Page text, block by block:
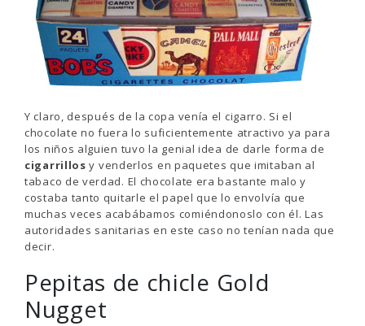
Y claro, después de la copa venía el cigarro. Si el
chocolate no fuera lo suficientemente atractivo ya para
los niños alguien tuvo la genial idea de darle forma de
cigarrillos y venderlos en paquetes que imitaban al
tabaco de verdad. El chocolate era bastante malo y
costaba tanto quitarle el papel que lo envolvía que
muchas veces acabábamos comiéndonoslo con él. Las
autoridades sanitarias en este caso no tenían nada que
decir.
Pepitas de chicle Gold
Nugget